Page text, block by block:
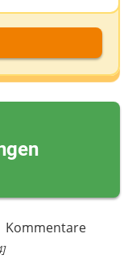
Kommentare
Antwort